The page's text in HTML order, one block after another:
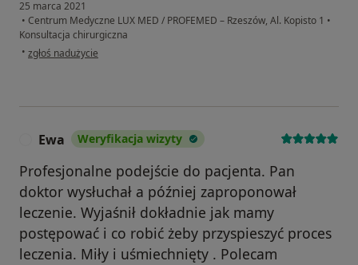
25 marca 2021
• Centrum Medyczne LUX MED / PROFEMED – Rzeszów, Al. Kopisto 1 •
Konsultacja chirurgiczna
• w opinii użytkownika Anna
zgłoś nadużycie
Ewa Weryfikacja wizyty
Profesjonalne podejście do pacjenta. Pan
doktor wysłuchał a później zaproponował
leczenie. Wyjaśnił dokładnie jak mamy
postępować i co robić żeby przyspieszyć proces
leczenia. Miły i uśmiechnięty . Polecam